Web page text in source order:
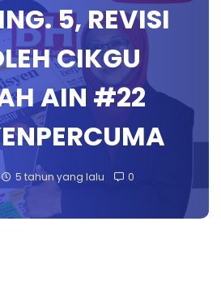
5, REVISI
CIKGU
AIN #22
5 tahun yang lalu 0